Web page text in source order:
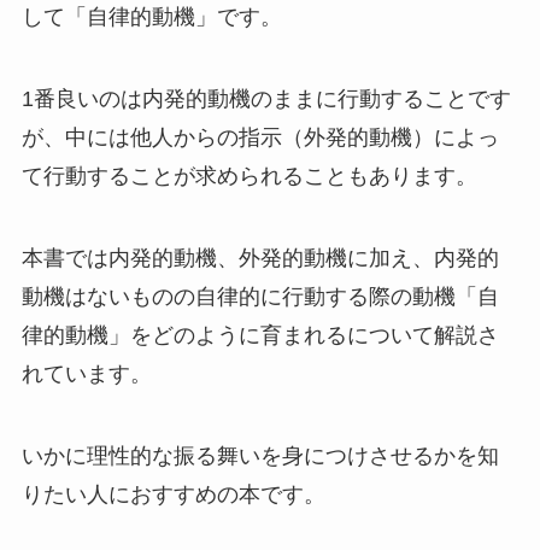
して「自律的動機」です。
1番良いのは内発的動機のままに行動することです
が、中には他人からの指示（外発的動機）によっ
て行動することが求められることもあります。
本書では内発的動機、外発的動機に加え、内発的
動機はないものの自律的に行動する際の動機「自
律的動機」をどのように育まれるについて解説さ
れています。
いかに理性的な振る舞いを身につけさせるかを知
りたい人におすすめの本です。